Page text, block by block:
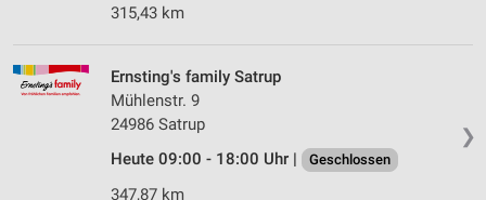
315,43 km
❯
Ernsting's family Satrup
Mühlenstr. 9
24986 Satrup
Heute 09:00 - 18:00 Uhr |
Geschlossen
347,87 km